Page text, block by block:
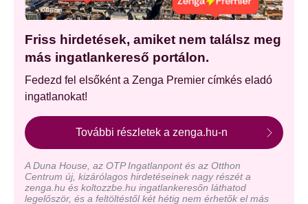
Friss hirdetések, amiket nem találsz meg
más ingatlankereső portálon.
Fedezd fel elsőként a Zenga Premier címkés eladó
ingatlanokat!
További részletek a zenga.hu-n
A Duna House, az OTP Ingatlanpont és az Otthon
Centrum új, kizárólagos hirdetéseinek nagy részét a
zenga.hu és koltozzbe.hu ingatlankeresőn láthatod
legelőször, és a feltöltéstől két hétig nem érhetők el más